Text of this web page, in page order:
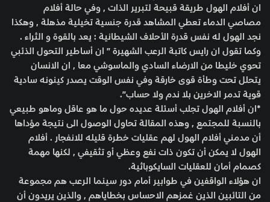
ان أفلام الهول طريقة قبيحة لتبرير الذات , وفي حالة أفلام
مصاصي الدماء تعطي المشاهد قدرة جنسية تخيلية مذهلة , وهكذا
نجد الهول له نفس قدرة الأحلاف الشيطانية : يعد بالقوة و الثراء .
وكما تقول ان رايس كاتبة الرعب الشهيرة ” ان أساطير التحول الذئبي
تحوي خليطا من الارضاء السادي والماسوشي معا , ان الانسان
يتحلل تحت وطأة قوى خارقة وفي نفس الوقت يصدر كينونه سادية
قوية تدمر الاخرين بلا ندم ولا حساب”.
*ان أفلام الهول تجلب أسئلة عديده حول ما هو عاقل وماهو طبيعي
بالنسبة للمجتمع , وهذه المقالة تحاول الوصول الى نتيجة مؤداها
أن مدمني أفلام الهول لهم عقليات خطرة قليله للانفجار . أفلام
الهول لا يمكن أن تكون ذات نفع وعظي أو تثقيفي , لكنها مهمة
كصمام أمان للعقليات السايكوباثية.
ان هؤلاء الواقفين في طوابير أمام دور سينما الرعب هم مجموعة
من التائبين الذين غمزهم الاحساس بخطاياهم , والذين يريدون أن